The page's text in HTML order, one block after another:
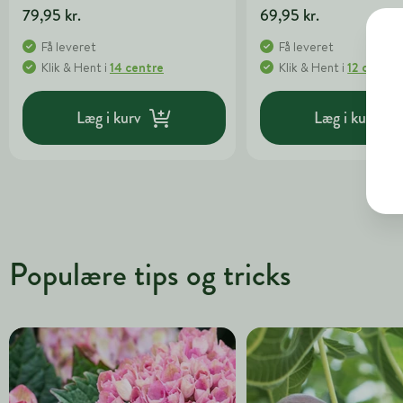
79,95 kr.
Få leveret
Klik & Hent i 14 centre
Læg i kurv
69,95 kr.
Få leveret
Klik & Hent i12 centre
Læg i kurv
Populære tips og tricks